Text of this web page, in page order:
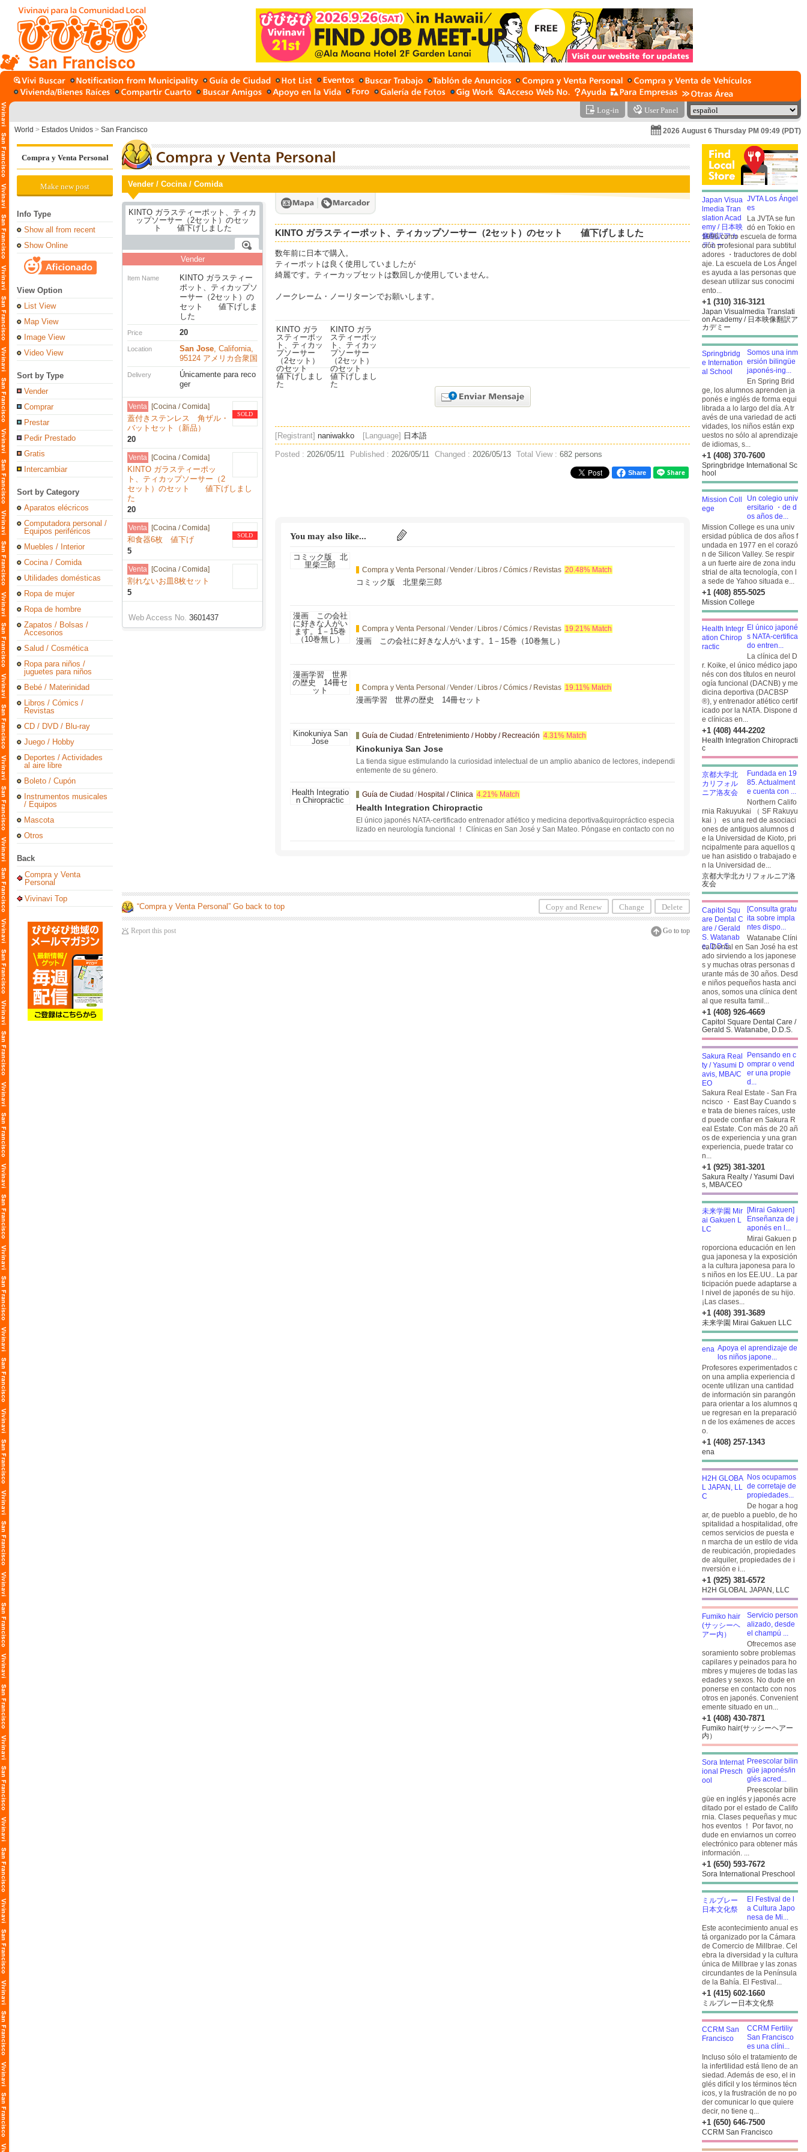
San Francisco
Log-in User Panel
World > Estados Unidos > San Francisco 2026 August 6 Thursday PM 09:49 (PDT)
Compra y Venta Personal
Make new post
Info Type
Show all from recent
Show Online
View Option
List View
Map View
Image View
Video View
Sort by Type
Vender
Comprar
Prestar
Pedir Prestado
Gratis
Intercambiar
Sort by Category
Aparatos elécricos
Computadora personal /
Equipos periféricos
Muebles / Interior
Cocina / Comida
Utilidades domésticas
Ropa de mujer
Ropa de hombre
Zapatos / Bolsas /
Accesorios
Salud / Cosmética
Ropa para niños /
juguetes para niños
Bebé / Materinidad
Libros / Cómics /
Revistas
CD / DVD / Blu-ray
Juego / Hobby
Deportes / Actividades
al aire libre
Boleto / Cupón
Instrumentos musicales
/ Equipos
Mascota
Otros
Back
Compra y Venta
Personal
Vivinavi Top
Vender / Cocina / Comida
Vender
Item Name
KINTO ガラスティー
ポット、ティカップソ
ーサー（2セット）の
セット 値下げしま
した
Price 20
Location San Jose, California,
95124 アメリカ合衆国
Delivery
Únicamente para reco
ger
SOLD
Venta [Cocina / Comida]
蓋付きステンレス 角ザル・
バットセット（新品）
20
Venta [Cocina / Comida]
KINTO ガラスティーポッ
ト、ティカップソーサー（2
セット）のセット 値下げしまし
た
20
SOLD
Venta [Cocina / Comida]
和食器6枚 値下げ
5
Venta [Cocina / Comida]
割れないお皿8枚セット
5
Web Access No. 3601437
KINTO ガラスティーポット、ティカップソーサー（2セット）のセット 値下げしました
数年前に日本で購入。
ティーポットは良く使用していましたが
綺麗です。ティーカップセットは数回しか使用していません。
ノークレーム・ノーリターンでお願いします。
[Registrant] naniwakko [Language] 日本語
Posted : 2026/05/11 Published : 2026/05/11 Changed : 2026/05/13 Total View : 682 persons
Share
You may also like...
Compra y Venta Personal /Vender/ Libros / Cómics / Revistas 20.48% Match
コミック版 北里柴三郎
Compra y Venta Personal /Vender/ Libros / Cómics / Revistas 19.21% Match
漫画 この会社に好きな人がいます。1－15巻（10巻無し）
Compra y Venta Personal /Vender/ Libros / Cómics / Revistas 19.11% Match
漫画学習 世界の歴史 14冊セット
Guía de Ciudad / Entretenimiento / Hobby / Recreación 4.31% Match
Kinokuniya San Jose
La tienda sigue estimulando la curiosidad intelectual de un amplio abanico de lectores, independi
entemente de su género.
Guía de Ciudad / Hospital / Clinica 4.21% Match
Health Integration Chiropractic
El único japonés NATA-certificado entrenador atlético y medicina deportiva&quiropráctico especia
lizado en neurología funcional ！ Clínicas en San José y San Mateo. Póngase en contacto con no
“Compra y Venta Personal” Go back to top Copy and Renew Change Delete
Report this post Go to top
JVTA Los Ángel
es
La JVTA se fun
dó en Tokio en
1996 como escuela de forma
ción profesional para subtitul
adores ・traductores de dobl
aje. La escuela de Los Ángel
es ayuda a las personas que
desean utilizar sus conocimi
ento...
+1 (310) 316-3121
Japan Visualmedia Translati
on Academy / 日本映像翻訳ア
カデミー
Somos una inm
ersión bilingüe
japonés-ing...
En Spring Brid
ge, los alumnos aprenden ja
ponés e inglés de forma equi
librada a lo largo del día. A tr
avés de una variedad de acti
vidades, los niños están exp
uestos no sólo al aprendizaje
de idiomas, s...
+1 (408) 370-7600
Springbridge International Sc
hool
Un colegio univ
ersitario ・de d
os años de...
Mission College es una univ
ersidad pública de dos años f
undada en 1977 en el corazó
n de Silicon Valley. Se respir
a un fuerte aire de zona indu
strial de alta tecnología, con l
a sede de Yahoo situada e...
+1 (408) 855-5025
Mission College
El único japoné
s NATA-certifica
do entren...
La clínica del D
r. Koike, el único médico japo
nés con dos títulos en neurol
ogía funcional (DACNB) y me
dicina deportiva (DACBSP
®), y entrenador atlético certif
icado por la NATA. Dispone d
e clínicas en...
+1 (408) 444-2202
Health Integration Chiropracti
c
Fundada en 19
85. Actualment
e cuenta con ...
Northern Califo
rnia Rakuyukai （ SF Rakuyu
kai ） es una red de asociaci
ones de antiguos alumnos d
e la Universidad de Kioto, pri
ncipalmente para aquellos q
ue han asistido o trabajado e
n la Universidad de...
京都大学北カリフォルニア洛
友会
[Consulta gratu
ita sobre impla
ntes dispo...
Watanabe Clíni
ca Dental en San José ha est
ado sirviendo a los japonese
s y muchas otras personas d
urante más de 30 años. Desd
e niños pequeños hasta anci
anos, somos una clínica dent
al que resulta famil...
+1 (408) 926-4669
Capitol Square Dental Care /
Gerald S. Watanabe, D.D.S.
Pensando en c
omprar o vend
er una propie
d...
Sakura Real Estate - San Fra
ncisco ・ East Bay Cuando s
e trata de bienes raíces, uste
d puede confiar en Sakura R
eal Estate. Con más de 20 añ
os de experiencia y una gran
experiencia, puede tratar co
n...
+1 (925) 381-3201
Sakura Realty / Yasumi Davi
s, MBA/CEO
[Mirai Gakuen]
Enseñanza de j
aponés en l...
Mirai Gakuen p
roporciona educación en len
gua japonesa y la exposición
a la cultura japonesa para lo
s niños en los EE.UU.. La par
ticipación puede adaptarse a
l nivel de japonés de su hijo.
¡Las clases...
+1 (408) 391-3689
未来学園 Mirai Gakuen LLC
Apoya el aprendizaje de
los niños japone...
Profesores experimentados c
on una amplia experiencia d
ocente utilizan una cantidad
de información sin parangón
para orientar a los alumnos q
ue regresan en la preparació
n de los exámenes de acces
o.
+1 (408) 257-1343
ena
Nos ocupamos
de corretaje de
propiedades...
De hogar a hog
ar, de pueblo a pueblo, de ho
spitalidad a hospitalidad, ofre
cemos servicios de puesta e
n marcha de un estilo de vida
de reubicación, propiedades
de alquiler, propiedades de i
nversión e i...
+1 (925) 381-6572
H2H GLOBAL JAPAN, LLC
Servicio person
alizado, desde
el champú ...
Ofrecemos ase
soramiento sobre problemas
capilares y peinados para ho
mbres y mujeres de todas las
edades y sexos. No dude en
ponerse en contacto con nos
otros en japonés. Convenient
emente situado en un...
+1 (408) 430-7871
Fumiko hair(サッシーヘアー
内）
Preescolar bilin
güe japonés/in
glés acred...
Preescolar bilin
güe en inglés y japonés acre
ditado por el estado de Califo
rnia. Clases pequeñas y muc
hos eventos ！ Por favor, no
dude en enviarnos un correo
electrónico para obtener más
información. ...
+1 (650) 593-7672
Sora International Preschool
El Festival de l
a Cultura Japo
nesa de Mi...
Este acontecimiento anual es
tá organizado por la Cámara
de Comercio de Millbrae. Cel
ebra la diversidad y la cultura
única de Millbrae y las zonas
circundantes de la Península
de la Bahía. El Festival...
+1 (415) 602-1660
ミルブレー日本文化祭
CCRM Fertiliy
San Francisco
es una clíni...
Incluso sólo el tratamiento de
la infertilidad está lleno de an
siedad. Además de eso, el in
glés difícil y los términos técn
icos, y la frustración de no po
der comunicar lo que quiere
decir, no tiene q...
+1 (650) 646-7500
CCRM San Francisco